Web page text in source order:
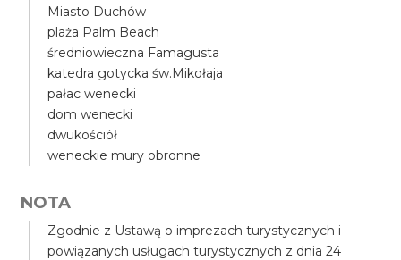
Miasto Duchów
plaża Palm Beach
średniowieczna Famagusta
katedra gotycka św.Mikołaja
pałac wenecki
dom wenecki
dwukościół
weneckie mury obronne
NOTA
Zgodnie z Ustawą o imprezach turystycznych i
powiązanych usługach turystycznych z dnia 24